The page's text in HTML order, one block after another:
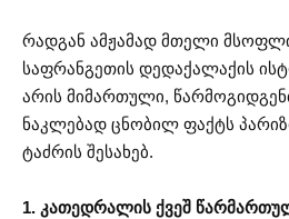
რადგან ამჟამად მთელი
საფრანგეთის დედაქალაქის
არის მიმართული,
ნაკლებად ცნობილ ფაქტს
ტაძრის შესახებ.
1. კათედრალის ქვეშ